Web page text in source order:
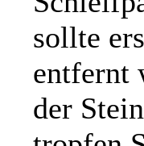
sollte
entfernt
der